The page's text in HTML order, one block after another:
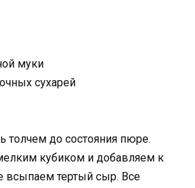
муки
сухарей
толчем до состояния пюре.
кубиком и добавляем к
всыпаем тертый сыр. Все